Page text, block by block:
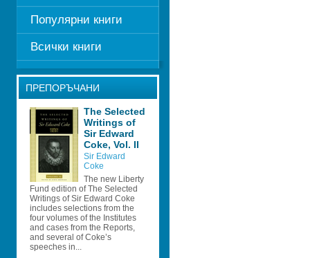
Популярни книги
Всички книги
ПРЕПОРЪЧАНИ
The Selected
Writings of
Sir Edward
Coke, Vol. II
Sir Edward
Coke
The new Liberty
Fund edition of The Selected
Writings of Sir Edward Coke
includes selections from the
four volumes of the Institutes
and cases from the Reports,
and several of Coke’s
speeches in...